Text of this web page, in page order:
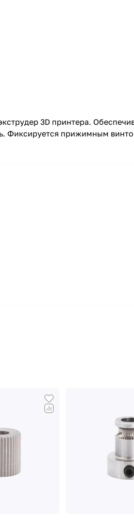
3D принтера.
Фиксируется прижимным